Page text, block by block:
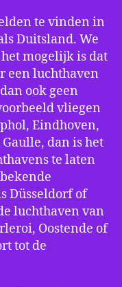
te vinden in
Duitsland. We
mogelijk is dat
een luchthaven
ook geen
vliegen
Eindhoven,
dan is het
te laten
Düsseldorf of
luchthaven van
Oostende of
tot de